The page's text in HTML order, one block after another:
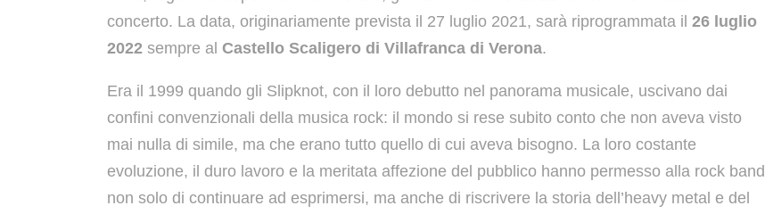
concerto. La data, originariamente prevista il 27 luglio 2021, sarà riprogrammata il26 luglio
2022 sempre alCastello Scaligero di Villafranca di Verona.
Era il 1999 quando gli Slipknot, con il loro debutto nel panorama musicale, uscivano dai
confini convenzionali della musica rock: il mondo si rese subito conto che non aveva visto
mai nulla di simile, ma che erano tutto quello di cui aveva bisogno. La loro costante
evoluzione, il duro lavoro e la meritata affezione del pubblico hanno permesso alla rock band
non solo di continuare ad esprimersi, ma anche di riscrivere la storia dell’heavy metal e del